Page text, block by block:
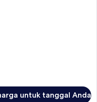
untuk tanggal Anda